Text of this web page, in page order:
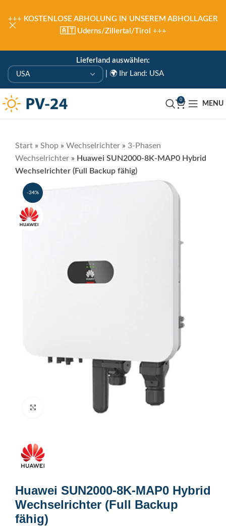
Lieferland auswählen:
🌍 Ihr Land: USA
0
MENU
Start » Shop » Wechselrichter » 3-Phasen
Wechselrichter » Huawei SUN2000-8K-MAP0 Hybrid
Wechselrichter (Full Backup fähig)
-34%
Click to enlarge
Huawei SUN2000-8K-MAP0 Hybrid
Wechselrichter (Full Backup
fähig)
+++ KOSTENLOSE ABHOLUNG IN UNSEREM ABHOLLAGER
🇦🇹 Uderns/Zillertal/Tirol +++